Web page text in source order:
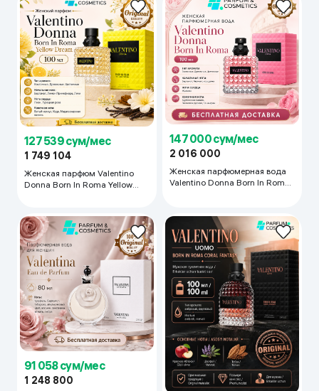
127 539 сум/мес
1 749 104
Женская парфюм Valentino
Donna Born In Roma Yellow
147 000 сум/мес
2 016 000
Женская парфюмерная вода
Valentino Donna Born In Roma,
91 058 сум/мес
1 248 800